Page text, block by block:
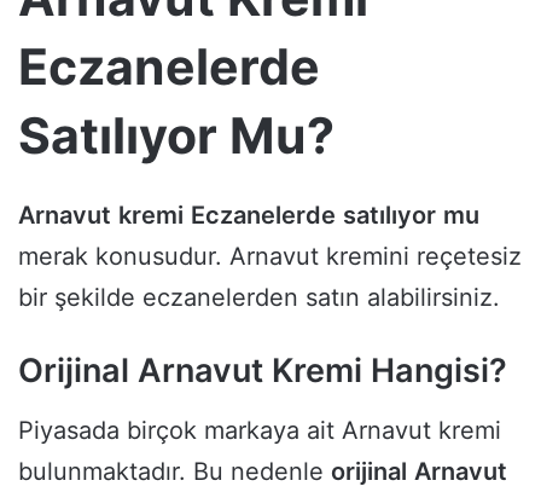
Eczanelerde
Satılıyor Mu?
Arnavut kremi Eczanelerde satılıyor mu
merak konusudur. Arnavut kremini reçetesiz
bir şekilde eczanelerden satın alabilirsiniz.
Orijinal Arnavut Kremi Hangisi?
Piyasada birçok markaya ait Arnavut kremi
bulunmaktadır. Bu nedenle orijinal Arnavut